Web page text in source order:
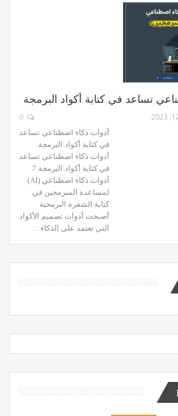
تساعد في كتابة أكواد البرمجة
أدوات ذكاء اصطناعي تساعد
في كتابة أكواد البرمجة
أدوات ذكاء اصطناعي تساعد
في كتابة أكواد البرمجة 7
أدوات ذكاء اصطناعي (AI)
لمساعدة المبرمجين في
كتابة الشفرة البرمجية
أصبحت أدوات تصميم الأكواد
التي تعتمد على الذكاء…